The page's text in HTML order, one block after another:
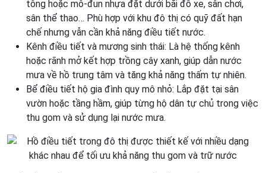
tông hoặc mô-đun nhựa đặt dưới bãi đỗ xe, sân chơi,
sân thể thao… Phù hợp với khu đô thị có quỹ đất hạn
chế nhưng vẫn cần khả năng điều tiết nước.
Kênh điều tiết và mương sinh thái: Là hệ thống kênh
hoặc rãnh mở kết hợp trồng cây xanh, giúp dẫn nước
mưa về hồ trung tâm và tăng khả năng thấm tự nhiên.
Bể điều tiết hộ gia đình quy mô nhỏ: Lắp đặt tại sân
vườn hoặc tầng hầm, giúp từng hộ dân tự chủ trong việc
thu gom và sử dụng lại nước mưa.